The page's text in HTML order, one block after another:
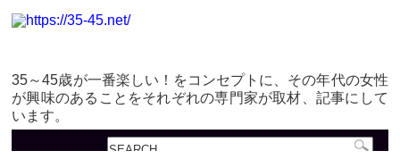
35～45歳が一番楽しい！をコンセプトに、その年代の女性
が興味のあることをそれぞれの専門家が取材、記事にして
います。